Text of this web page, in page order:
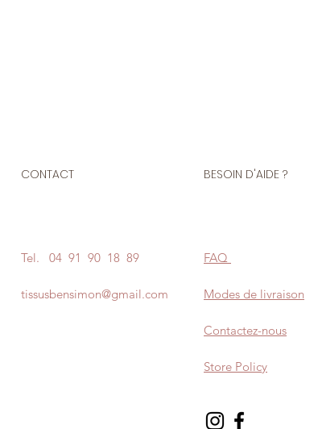
CONTACT BESOIN D'AIDE ?
Tel. 04 91 90 18 89
tissusbensimon@gmail.com
FAQ
Modes de livraison
Contactez-nous
Store Policy